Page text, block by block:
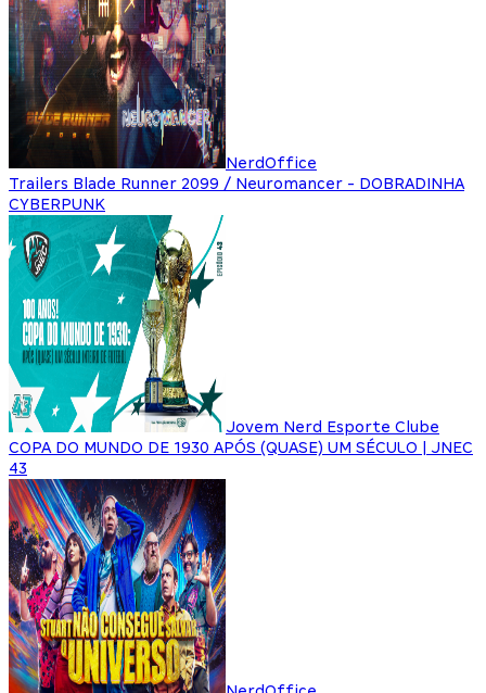
NerdOffice
Trailers Blade Runner 2099 / Neuromancer - DOBRADINHA
CYBERPUNK
Jovem Nerd Esporte Clube
COPA DO MUNDO DE 1930 APÓS (QUASE) UM SÉCULO | JNEC
43